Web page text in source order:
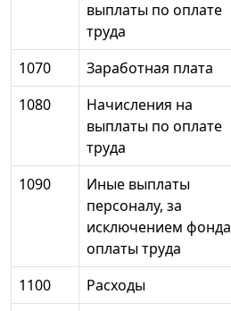
выплаты по оплате
труда
1070 Заработная плата
1080
Начисления на
выплаты по оплате
труда
1090
Иные выплаты
персоналу, за
исключением фонда
оплаты труда
1100 Расходы